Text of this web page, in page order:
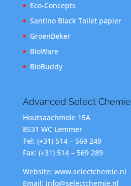
Eco-Concepts
Santino Black Toilet papier
GroenBeker
BioWare
BioBuddy
Advanced Select Chemie
Houtsaachmole 15A
8531 WC Lemmer
Tel: (+31) 514 – 569 249
Fax: (+31) 514 – 569 289
Website: www.selectchemie.nl
Email: info@selectchemie.nl